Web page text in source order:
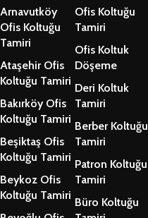
Arnavutköy
Ofis Koltuğu
Tamiri
Ataşehir Ofis
Koltuğu Tamiri
Bakırköy Ofis
Koltuğu Tamiri
Beşiktaş Ofis
Koltuğu Tamiri
Beykoz Ofis
Koltuğu Tamiri
Ofis Koltuğu
Tamiri
Ofis Koltuk
Döşeme
Deri Koltuk
Tamiri
Berber Koltuğu
Tamiri
Patron Koltuğu
Tamiri
Büro Koltuğu